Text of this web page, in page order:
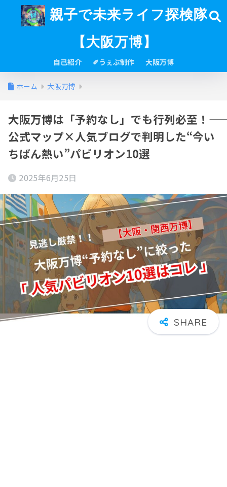
親子で未来ライフ探検隊
【大阪万博】
自己紹介 ✐うぇぶ制作 大阪万博
ホーム 大阪万博
大阪万博は「予約なし」でも行列必至！――
公式マップ×人気ブログで判明した“今い
ちばん熱い”パビリオン10選
2025年6月25日